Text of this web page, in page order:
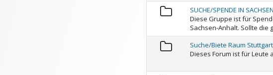
SUCHE/SPENDE IN
Diese Gruppe ist für
Sachsen-Anhalt. Sollte
Suche/Biete Raum Stuttgart
Dieses Forum ist für Leute